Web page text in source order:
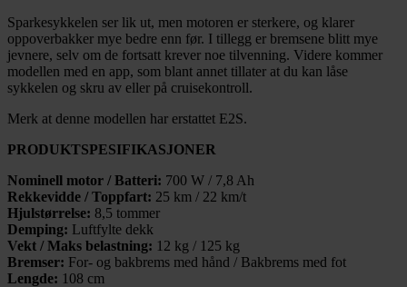
Sparkesykkelen ser lik ut, men motoren er sterkere, og klarer
oppoverbakker mye bedre enn før. I tillegg er bremsene blitt mye
jevnere, selv om de fortsatt krever noe tilvenning. Videre kommer
modellen med en app, som blant annet tillater at du kan låse
sykkelen og skru av eller på cruisekontroll.
Merk at denne modellen har erstattet E2S.
PRODUKTSPESIFIKASJONER
Nominell motor / Batteri: 700 W / 7,8 Ah
Rekkevidde / Toppfart: 25 km / 22 km/t
Hjulstørrelse: 8,5 tommer
Demping: Luftfylte dekk
Vekt / Maks belastning: 12 kg / 125 kg
Bremser: For- og bakbrems med hånd / Bakbrems med fot
Lengde: 108 cm